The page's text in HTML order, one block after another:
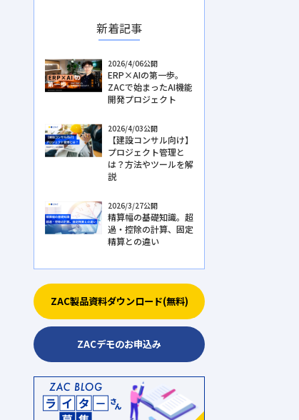
新着記事
2026/4/06公開
ERP×AIの第一歩。
ZACで始まったAI機能
開発プロジェクト
2026/4/03公開
【建設コンサル向け】
プロジェクト管理と
は？方法やツールを解
説
2026/3/27公開
精算幅の基礎知識。超
過・控除の計算、固定
精算との違い
ZAC製品資料ダウンロード(無料)
ZACデモのお申込み